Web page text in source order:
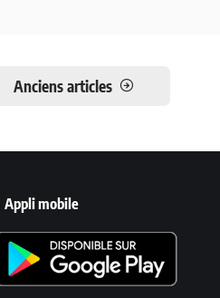
Anciens articles
Appli mobile